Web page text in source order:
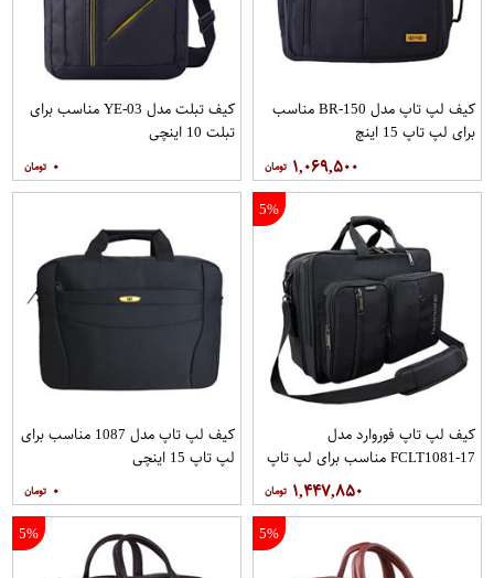
کیف لپ تاپ مدل BR-150 مناسب
برای لپ تاپ 15 اینچ
۱,۰۶۹,۵۰۰
کیف تبلت مدل YE-03 مناسب برای
تبلت 10 اینچی
۰
5%
کیف لپ تاپ فوروارد مدل
FCLT1081-17 مناسب برای لپ تاپ
۱,۴۴۷,۸۵۰
کیف لپ تاپ مدل 1087 مناسب برای
لپ تاپ 15 اینچی
۰
5%
5%